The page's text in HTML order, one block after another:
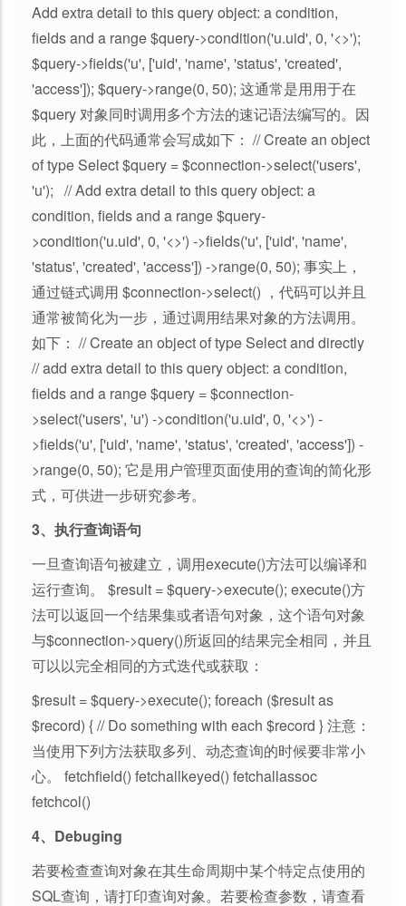
Add extra detail to this query object: a condition,
fields and a range $query->condition('u.uid', 0, '<>');
$query->fields('u', ['uid', 'name', 'status', 'created',
'access']); $query->range(0, 50); 这通常是用用于在
$query 对象同时调用多个方法的速记语法编写的。因
此，上面的代码通常会写成如下： // Create an object
of type Select $query = $connection->select('users',
'u'); // Add extra detail to this query object: a
condition, fields and a range $query-
>condition('u.uid', 0, '<>') ->fields('u', ['uid', 'name',
'status', 'created', 'access']) ->range(0, 50); 事实上，
通过链式调用 $connection->select() ，代码可以并且
通常被简化为一步，通过调用结果对象的方法调用。
如下： // Create an object of type Select and directly
// add extra detail to this query object: a condition,
fields and a range $query = $connection-
>select('users', 'u') ->condition('u.uid', 0, '<>') -
>fields('u', ['uid', 'name', 'status', 'created', 'access']) -
>range(0, 50); 它是用户管理页面使用的查询的简化形
式，可供进一步研究参考。
3、执行查询语句
一旦查询语句被建立，调用execute()方法可以编译和
运行查询。 $result = $query->execute(); execute()方
法可以返回一个结果集或者语句对象，这个语句对象
与$connection->query()所返回的结果完全相同，并且
可以以完全相同的方式迭代或获取：
$result = $query->execute(); foreach ($result as
$record) { // Do something with each $record } 注意：
当使用下列方法获取多列、动态查询的时候要非常小
心。 fetchfield() fetchallkeyed() fetchallassoc
fetchcol()
4、Debuging
若要检查查询对象在其生命周期中某个特定点使用的
SQL查询，请打印查询对象。若要检查参数，请查看